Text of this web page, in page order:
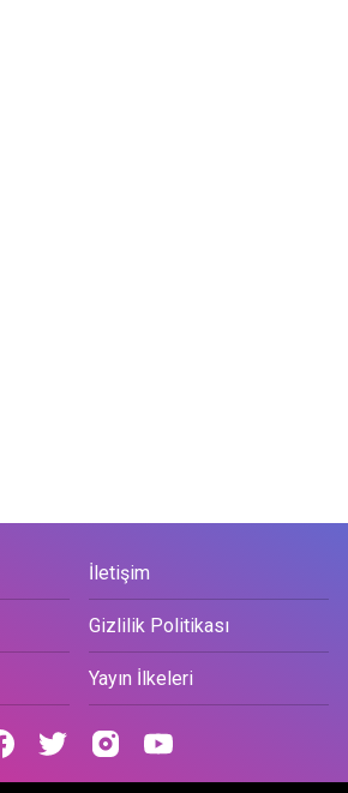
İletişim
Gizlilik Politikası
Yayın İlkeleri